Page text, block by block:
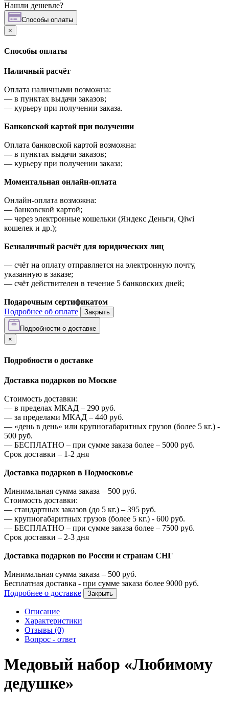
Нашли дешевле?
Cпособы оплаты
×
Cпособы оплаты
Наличный расчёт
Оплата наличными возможна:
— в пунктах выдачи заказов;
— курьеру при получении заказа.
Банковской картой при получении
Оплата банковской картой возможна:
— в пунктах выдачи заказов;
— курьеру при получении заказа;
Моментальная онлайн-оплата
Онлайн-оплата возможна:
— банковской картой;
— через электронные кошельки (Яндекс Деньги, Qiwi
кошелек и др.);
Безналичный расчёт для юридических лиц
— счёт на оплату отправляется на электронную почту,
указанную в заказе;
— счёт действителен в течение 5 банковских дней;
Подарочным сертификатом
Подробнее об оплате
Закрыть
Подробности о доставке
×
Подробности о доставке
Доставка подарков по Москве
Стоимость доставки:
— в пределах МКАД – 290 руб.
— за пределами МКАД – 440 руб.
— «день в день» или крупногабаритных грузов (более 5 кг.) -
500 руб.
— БЕСПЛАТНО – при сумме заказа более – 5000 руб.
Срок доставки – 1-2 дня
Доставка подарков в Подмосковье
Минимальная сумма заказа – 500 руб.
Стоимость доставки:
— стандартных заказов (до 5 кг.) – 395 руб.
— крупногабаритных грузов (более 5 кг.) - 600 руб.
— БЕСПЛАТНО – при сумме заказа более – 7500 руб.
Срок доставки – 2-3 дня
Доставка подарков по России и странам СНГ
Минимальная сумма заказа – 500 руб.
Бесплатная доставка - при сумме заказа более 9000 руб.
Подробнее о доставке
Закрыть
Описание
Характеристики
Отзывы (0)
Вопрос - ответ
Медовый набор «Любимому
дедушке»